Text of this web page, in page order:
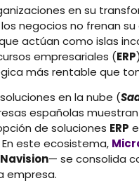
en su
negocios no frenan
actúan como islas
empresariales (ERP
más rentable que
en la nube (
españolas
de soluciones ERP
este ecosistema,
Navision— se consolida
empresa.